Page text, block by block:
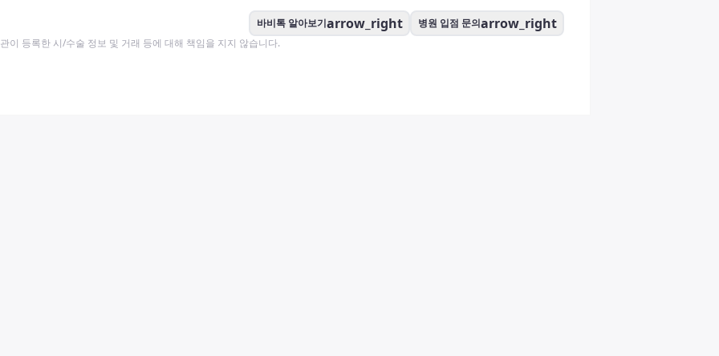
바비톡 알아보기arrow_right 병원 입점 문의arrow_right
이 등록한 시/수술 정보 및 거래 등에 대해 책임을 지지 않습니다.